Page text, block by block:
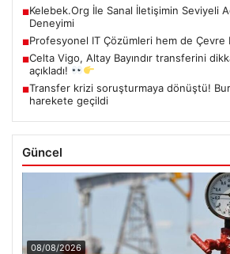
■Kelebek.Org İle Sanal İletişimin Seviyeli
Deneyimi
■Profesyonel IT Çözümleri hem de Çevre
■Celta Vigo, Altay Bayındır transferini
açıkladı!
■Transfer krizi soruşturmaya dönüştü!
harekete geçildi
Güncel
08/08/2026